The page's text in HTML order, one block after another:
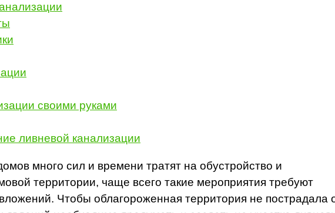
своими руками
ливневой канализации
много сил и времени тратят на обустройство и
территории, чаще всего такие мероприятия требуют
Чтобы облагороженная территория не пострадала